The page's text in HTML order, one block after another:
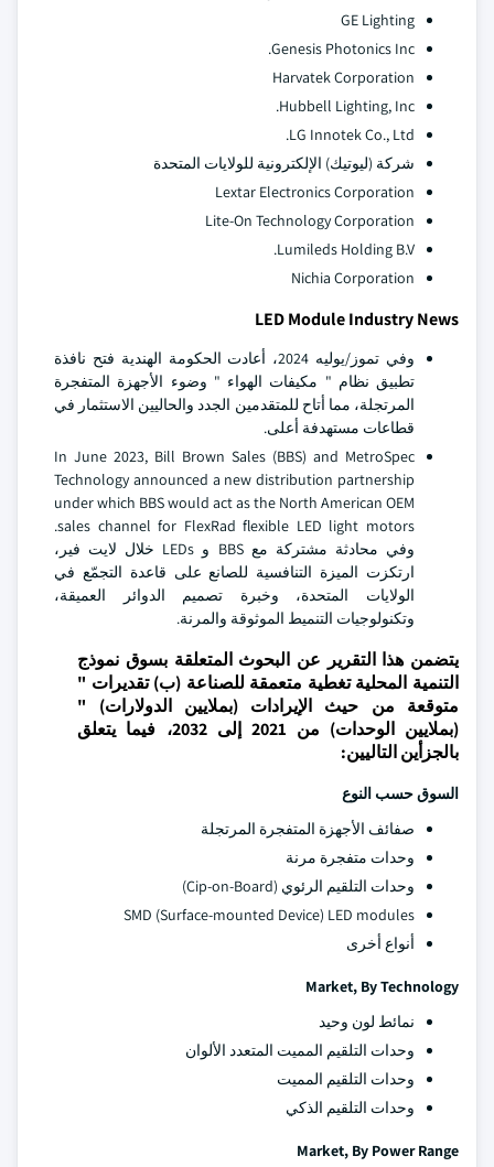
GE Lighting
Genesis Photonics Inc.
Harvatek Corporation
Hubbell Lighting, Inc.
LG Innotek Co., Ltd.
شركة (ليوتيك) الإلكترونية للولايات المتحدة
Lextar Electronics Corporation
Lite-On Technology Corporation
Lumileds Holding B.V.
Nichia Corporation
LED Module Industry News
وفي تموز/يوليه 2024، أعادت الحكومة الهندية فتح نافذة
تطبيق نظام " مكيفات الهواء " وضوء الأجهزة المتفجرة
المرتجلة، مما أتاح للمتقدمين الجدد والحاليين الاستثمار في
قطاعات مستهدفة أعلى.
In June 2023, Bill Brown Sales (BBS) and MetroSpec
Technology announced a new distribution partnership
under which BBS would act as the North American OEM
sales channel for FlexRad flexible LED light motors.
وفي محادثة مشتركة مع BBS و LEDs خلال لايت فير،
ارتكزت الميزة التنافسية للصانع على قاعدة التجمّع في
الولايات المتحدة، وخبرة تصميم الدوائر العميقة،
وتكنولوجيات التنميط الموثوقة والمرنة.
يتضمن هذا التقرير عن البحوث المتعلقة بسوق نموذج
التنمية المحلية تغطية متعمقة للصناعة (ب) تقديرات "
متوقعة من حيث الإيرادات (بملايين الدولارات) "
(بملايين الوحدات) من 2021 إلى 2032، فيما يتعلق
بالجزأين التاليين:
السوق حسب النوع
صفائف الأجهزة المتفجرة المرتجلة
وحدات متفجرة مرنة
وحدات التلقيم الرئوي (Cip-on-Board)
SMD (Surface-mounted Device) LED modules
أنواع أخرى
Market, By Technology
نمائط لون وحيد
وحدات التلقيم المميت المتعدد الألوان
وحدات التلقيم المميت
وحدات التلقيم الذكي
Market, By Power Range